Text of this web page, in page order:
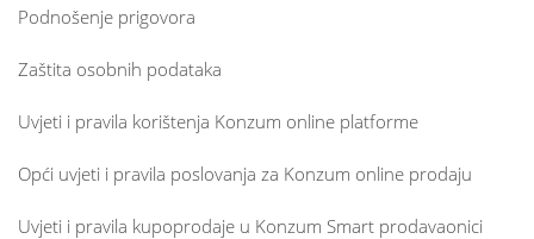
Podnošenje prigovora
Zaštita osobnih podataka
Uvjeti i pravila korištenja Konzum online platforme
Opći uvjeti i pravila poslovanja za Konzum online prodaju
Uvjeti i pravila kupoprodaje u Konzum Smart prodavaonici